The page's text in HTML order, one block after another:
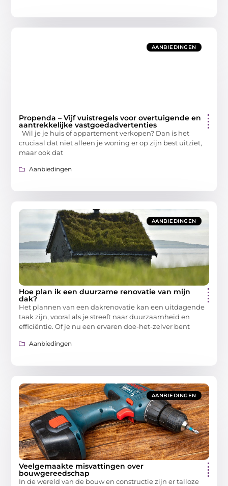
AANBIEDINGEN
Propenda – Vijf vuistregels voor overtuigende en
aantrekkelijke vastgoedadvertenties
Wil je je huis of appartement verkopen? Dan is het
cruciaal dat niet alleen je woning er op zijn best uitziet,
maar ook dat
Aanbiedingen
AANBIEDINGEN
Hoe plan ik een duurzame renovatie van mijn
dak?
Het plannen van een dakrenovatie kan een uitdagende
taak zijn, vooral als je streeft naar duurzaamheid en
efficiëntie. Of je nu een ervaren doe-het-zelver bent
Aanbiedingen
AANBIEDINGEN
Veelgemaakte misvattingen over
bouwgereedschap
In de wereld van de bouw en constructie zijn er talloze